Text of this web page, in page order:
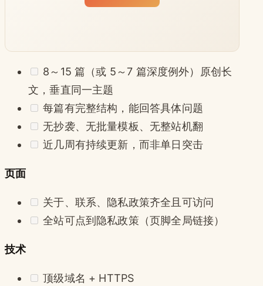
8～15 篇（或 5～7 篇深度例外）原创长
文，垂直同一主题
每篇有完整结构，能回答具体问题
无抄袭、无批量模板、无整站机翻
近几周有持续更新，而非单日突击
页面
关于、联系、隐私政策齐全且可访问
全站可点到隐私政策（页脚全局链接）
技术
顶级域名 + HTTPS